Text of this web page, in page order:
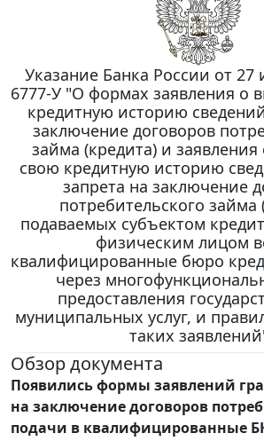
Указание Банка России от 27
6777-У "О формах заявления о
кредитную историю
заключение договоров
займа (кредита) и
свою кредитную историю
запрета на заключение
потребительского займа
подаваемых субъектом
физическим лицом
квалифицированные бюро
через
предоставления
муниципальных услуг, и
таких
Обзор документа
Появились формы заявлений
на заключение договоров
подачи в квалифицированные